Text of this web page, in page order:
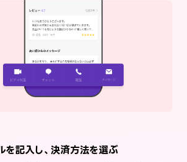
を記入し、決済方法を選ぶ